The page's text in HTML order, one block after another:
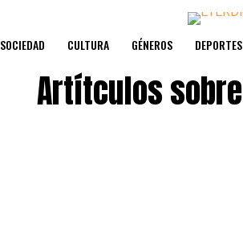
SOCIEDAD CULTURA GÉNEROS DEPORTES
Artítculos sobre